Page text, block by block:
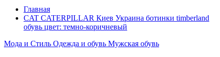
Главная
CAT CATERPILLAR Киев Украина ботинки timberland
обувь цвет: темно-коричневый
Мода и Стиль Одежда и обувь Мужская обувь